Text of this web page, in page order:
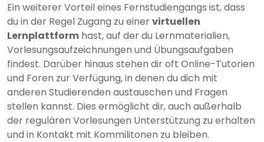
Ein weiterer Vorteil eines Fernstudiengangs ist, dass
du in der Regel Zugang zu einervirtuellen
Lernplattform hast, auf der du Lernmaterialien,
Vorlesungsaufzeichnungen und Übungsaufgaben
findest. Darüber hinaus stehen dir oft Online-Tutorien
und Foren zur Verfügung, in denen du dich mit
anderen Studierenden austauschen und Fragen
stellen kannst. Dies ermöglicht dir, auch außerhalb
der regulären Vorlesungen Unterstützung zu erhalten
und in Kontakt mit Kommilitonen zu bleiben.